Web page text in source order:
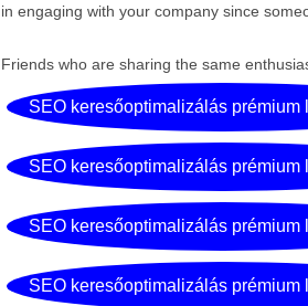
in engaging with your company since
Friends who are sharing the same
SEO keresőoptimalizálás prémium
SEO keresőoptimalizálás prémium
SEO keresőoptimalizálás prémium
SEO keresőoptimalizálás prémium